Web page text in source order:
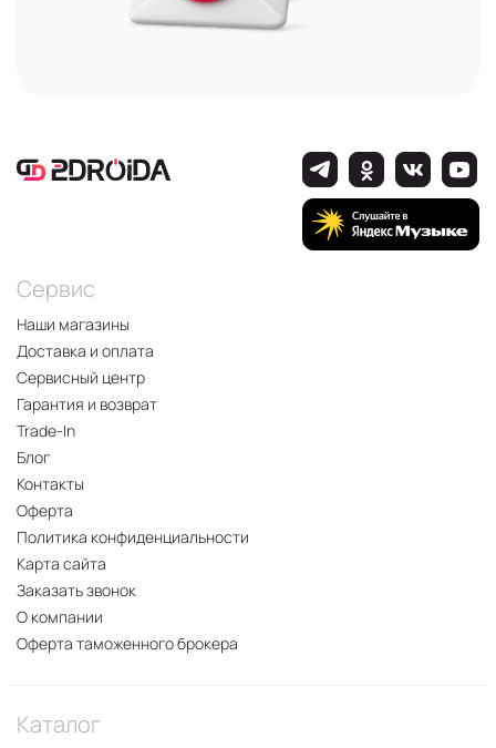
Сервис
Наши магазины
Доставка и оплата
Сервисный центр
Гарантия и возврат
Trade-In
Блог
Контакты
Оферта
Политика конфиденциальности
Карта сайта
Заказать звонок
О компании
Оферта таможенного брокера
Каталог